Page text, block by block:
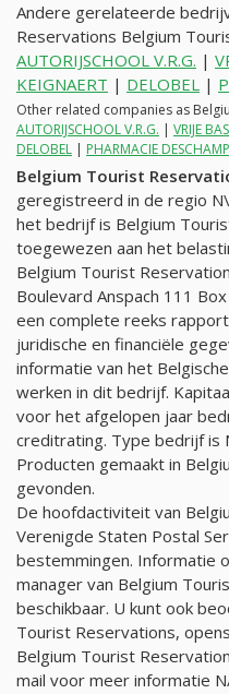
Andere gerelateerde
Reservations Belgium
AUTORIJSCHOOL V.R.G. |
KEIGNAERT | DELOBEL |
Other related companies as
AUTORIJSCHOOL V.R.G. | VRIJE
DELOBEL | PHARMACIE
Belgium Tourist
geregistreerd in de regio
het bedrijf is Belgium
toegewezen aan het
Belgium Tourist
Boulevard Anspach 111
een complete reeks
juridische en financiële
informatie van het
werken in dit bedrijf.
voor het afgelopen jaar
creditrating. Type bedrijf is
Producten gemaakt in
gevonden.
De hoofdactiviteit van
Verenigde Staten Postal
bestemmingen. Informatie
manager van Belgium
beschikbaar. U kunt ook
Tourist Reservations,
Belgium Tourist
mail voor meer informatie